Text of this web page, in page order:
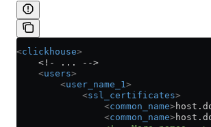
<clickhouse>
    <!- ... -->
    <
users>
        <
user_name_1 >
            <
ssl_certificates>
                <
common_name>
                <
common_name>